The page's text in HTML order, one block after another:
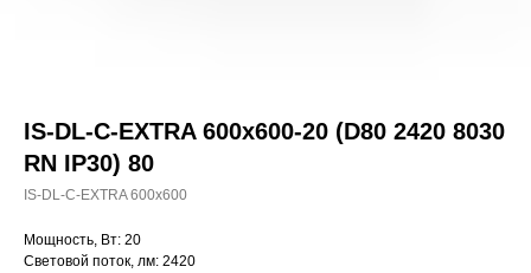
IS-DL-C-EXTRA 600x600-20 (D80 2420 8030
RN IP30) 80
IS-DL-C-EXTRA 600x600
Мощность, Вт: 20
Световой поток, лм: 2420